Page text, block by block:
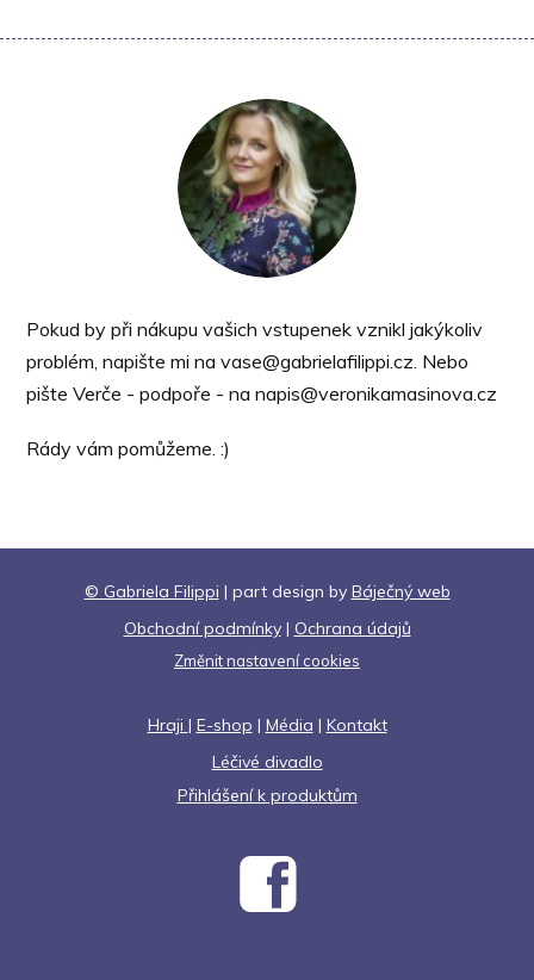
Pokud by při nákupu vašich vstupenek vznikl jakýkoliv
problém, napište mi na vase@gabrielafilippi.cz. Nebo
pište Verče - podpoře - na napis@veronikamasinova.cz
Rády vám pomůžeme. :)
© Gabriela Filippi | part design by Báječný web
Obchodní podmínky| Ochrana údajů
Změnit nastavení cookies
Hraji | E-shop | Média | Kontakt
Léčivé divadlo
Přihlášení k produktům